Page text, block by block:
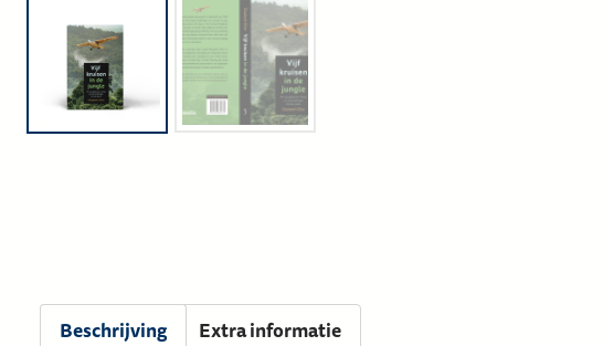
Beschrijving Extra informatie